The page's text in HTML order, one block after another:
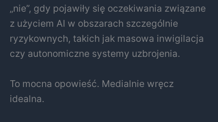
„nie”, gdy pojawiły się oczekiwania związane
z użyciem AI w obszarach szczególnie
ryzykownych, takich jak masowa inwigilacja
czy autonomiczne systemy uzbrojenia.
To mocna opowieść. Medialnie wręcz
idealna.